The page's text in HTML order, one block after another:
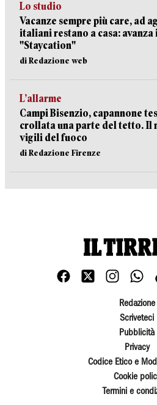
Lo studio
Vacanze sempre più care, ad
italiani restano a casa: avanza
"Staycation"
di Redazione web
L’allarme
Campi Bisenzio, capannone
crollata una parte del tetto. Il
vigili del fuoco
di Redazione Firenze
Redazione
Scriveteci
Pubblicità
Privacy
Codice Etico e
Cookie
Termini e